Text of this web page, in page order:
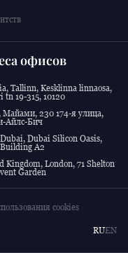
офисов
Tallinn, Kesklinna linnaosa,
tn 19-315, 10120
230 174-я улица,
Айлс-Бич
Dubai Silicon Oasis,
A2
Kingdom, London, 71 Shelton
Garden
cookies
RUEN